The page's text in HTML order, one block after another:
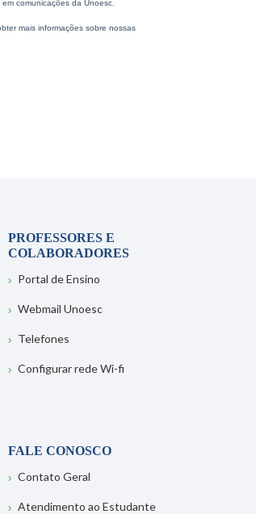
PROFESSORES E
COLABORADORES
Portal de Ensino
Webmail Unoesc
Telefones
Configurar rede Wi-fi
FALE CONOSCO
Contato Geral
Atendimento ao Estudante